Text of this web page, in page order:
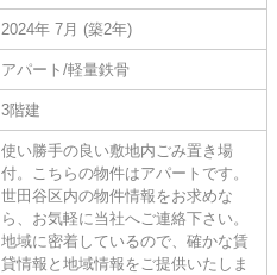
2024年 7月 (築2年)
アパート/軽量鉄骨
3階建
使い勝手の良い敷地内ごみ置き場
付。こちらの物件はアパートです。
世田谷区内の物件情報をお求めな
ら、お気軽に当社へご連絡下さい。
地域に密着しているので、確かな賃
貸情報と地域情報をご提供いたしま